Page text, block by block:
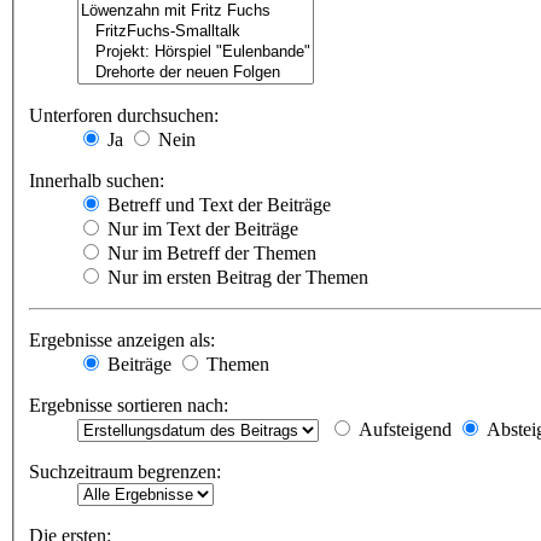
Unterforen durchsuchen:
Ja
Nein
Innerhalb suchen:
Betreff und Text der Beiträge
Nur im Text der Beiträge
Nur im Betreff der Themen
Nur im ersten Beitrag der Themen
Ergebnisse anzeigen als:
Beiträge
Themen
Ergebnisse sortieren nach:
Aufsteigend
Suchzeitraum begrenzen:
Die ersten: